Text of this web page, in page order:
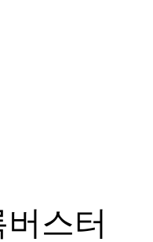
스터